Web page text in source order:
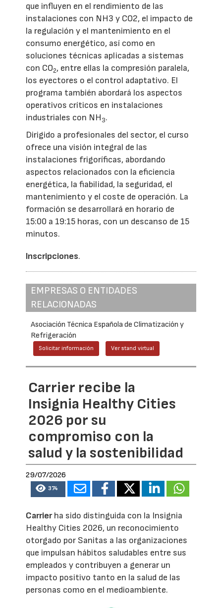
que influyen en el rendimiento de las
instalaciones con NH3 y CO2, el impacto de
la regulación y el mantenimiento en el
consumo energético, así como en
soluciones técnicas aplicadas a sistemas
con CO2, entre ellas la compresión paralela,
los eyectores o el control adaptativo. El
programa también abordará los aspectos
operativos críticos en instalaciones
industriales con NH3.
Dirigido a profesionales del sector, el curso
ofrece una visión integral de las
instalaciones frigoríficas, abordando
aspectos relacionados con la eficiencia
energética, la fiabilidad, la seguridad, el
mantenimiento y el coste de operación. La
formación se desarrollará en horario de
15:00 a 19:15 horas, con un descanso de 15
minutos.
Inscripciones.
EMPRESAS O ENTIDADES
RELACIONADAS
Asociación Técnica Española de Climatización y
Refrigeración
Solicitar información Ver stand virtual
Carrier recibe la
Insignia Healthy Cities
2026 por su
compromiso con la
salud y la sostenibilidad
29/07/2026
374
Carrierha sido distinguida con la Insignia
Healthy Cities 2026, un reconocimiento
otorgado por Sanitas a las organizaciones
que impulsan hábitos saludables entre sus
empleados y contribuyen a generar un
impacto positivo tanto en la salud de las
personas como en el medioambiente.